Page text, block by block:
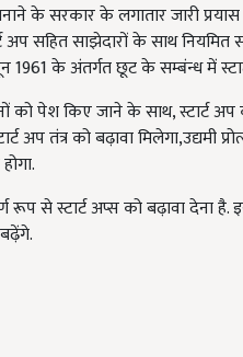
के सरकार के लगातार जारी
अप सहित साझेदारों के साथ
के अंतर्गत छूट के सम्बंन्ध‍ में
को पेश किए जाने के साथ, स्टार्ट
अप तंत्र को बढ़ावा मिलेगा,उद्यमी
रूप से स्टार्ट अप्स को बढ़ावा देना
बढ़ेंगे.